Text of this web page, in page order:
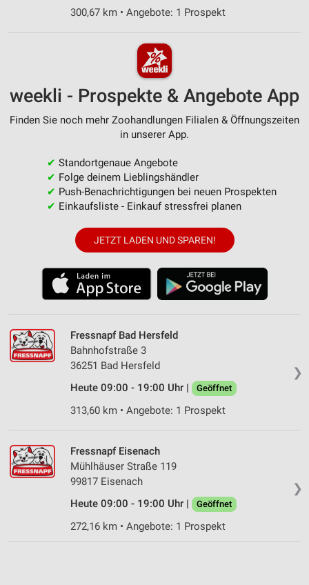
300,67 km • Angebote: 1 Prospekt
weekli - Prospekte & Angebote App
Finden Sie noch mehr Zoohandlungen Filialen & Öffnungszeiten
in unserer App.
✔ Standortgenaue Angebote
✔ Folge deinem Lieblingshändler
✔ Push-Benachrichtigungen bei neuen Prospekten
✔ Einkaufsliste - Einkauf stressfrei planen
JETZT LADEN UND SPAREN!
❯
Fressnapf Bad Hersfeld
Bahnhofstraße 3
36251 Bad Hersfeld
Heute 09:00 - 19:00 Uhr |
Geöffnet
313,60 km • Angebote: 1 Prospekt
❯
Fressnapf Eisenach
Mühlhäuser Straße 119
99817 Eisenach
Heute 09:00 - 19:00 Uhr |
Geöffnet
272,16 km • Angebote: 1 Prospekt